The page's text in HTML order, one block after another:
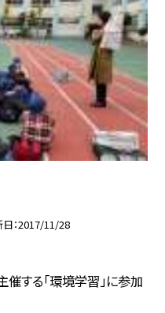
日 2017/11/28
催する「環境学習」に参加